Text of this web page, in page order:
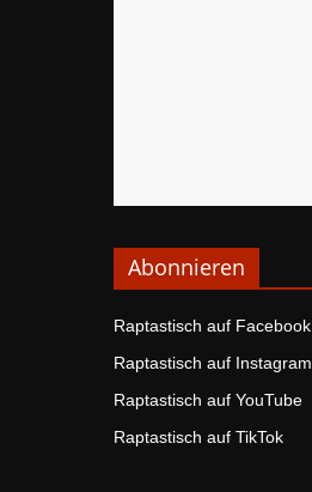
Abonnieren
Raptastisch auf Facebook
Raptastisch auf Instagram
Raptastisch auf YouTube
Raptastisch auf TikTok